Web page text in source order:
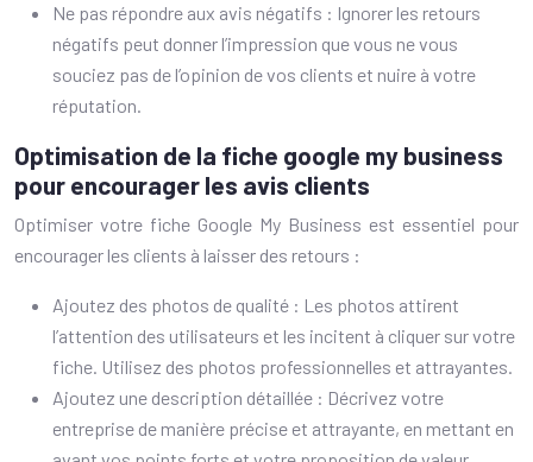
Ne pas répondre aux avis négatifs : Ignorer les retours
négatifs peut donner l’impression que vous ne vous
souciez pas de l’opinion de vos clients et nuire à votre
réputation.
Optimisation de la fiche google my business
pour encourager les avis clients
Optimiser votre fiche Google My Business est essentiel pour
encourager les clients à laisser des retours :
Ajoutez des photos de qualité : Les photos attirent
l’attention des utilisateurs et les incitent à cliquer sur votre
fiche. Utilisez des photos professionnelles et attrayantes.
Ajoutez une description détaillée : Décrivez votre
entreprise de manière précise et attrayante, en mettant en